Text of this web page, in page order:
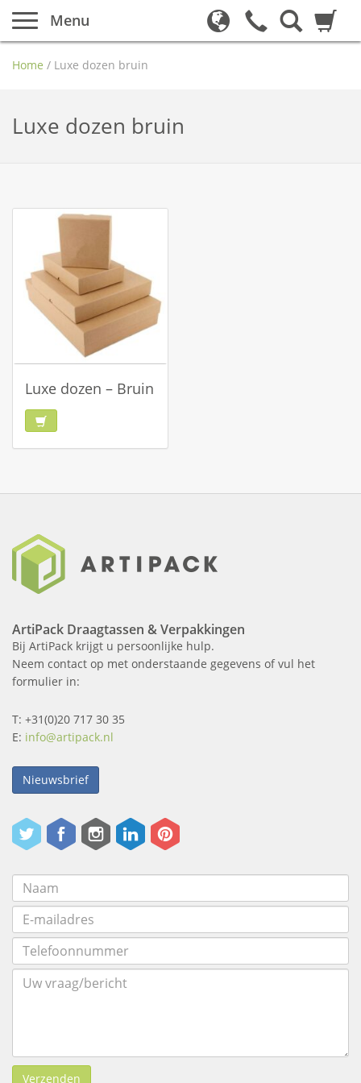
Menu
Home / Luxe dozen bruin
Luxe dozen bruin
Luxe dozen – Bruin
ArtiPack Draagtassen & Verpakkingen
Bij ArtiPack krijgt u persoonlijke hulp.
Neem contact op met onderstaande gegevens of vul het
formulier in:
T: +31(0)20 717 30 35
E: info@artipack.nl
Nieuwsbrief
Verzenden